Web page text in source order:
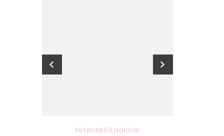
Yetenekli Kadınlar